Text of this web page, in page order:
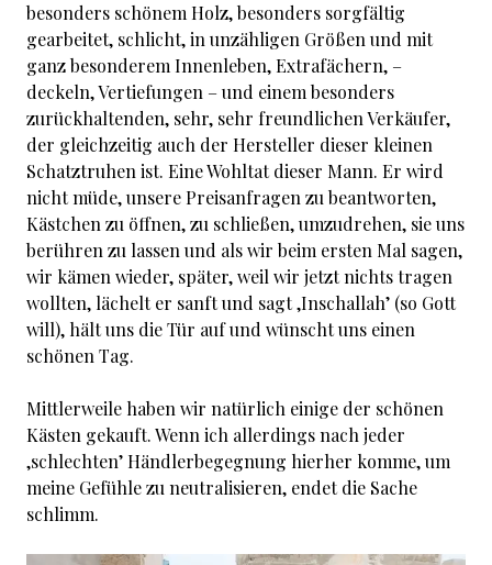
besonders schönem Holz, besonders sorgfältig
gearbeitet, schlicht, in unzähligen Größen und mit
ganz besonderem Innenleben, Extrafächern, –
deckeln, Vertiefungen – und einem besonders
zurückhaltenden, sehr, sehr freundlichen Verkäufer,
der gleichzeitig auch der Hersteller dieser kleinen
Schatztruhen ist. Eine Wohltat dieser Mann. Er wird
nicht müde, unsere Preisanfragen zu beantworten,
Kästchen zu öffnen, zu schließen, umzudrehen, sie uns
berühren zu lassen und als wir beim ersten Mal sagen,
wir kämen wieder, später, weil wir jetzt nichts tragen
wollten, lächelt er sanft und sagt ‚Inschallah’ (so Gott
will), hält uns die Tür auf und wünscht uns einen
schönen Tag.
Mittlerweile haben wir natürlich einige der schönen
Kästen gekauft. Wenn ich allerdings nach jeder
‚schlechten’ Händlerbegegnung hierher komme, um
meine Gefühle zu neutralisieren, endet die Sache
schlimm.